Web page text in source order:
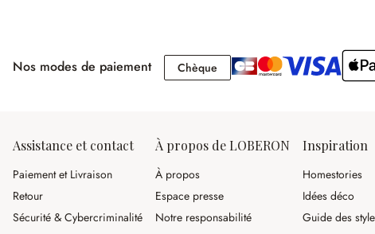
Nos modes de paiement Chèque Chèque
Assistance et contact
Paiement et Livraison
Retour
Sécurité & Cybercriminalité
À propos de LOBERON
À propos
Espace presse
Notre responsabilité
Inspiration
Homestories
Idées déco
Guide des